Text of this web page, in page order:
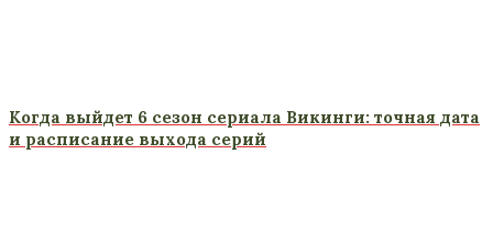
Когда выйдет 6 сезон сериала Викинги: точная дата
и расписание выхода серий